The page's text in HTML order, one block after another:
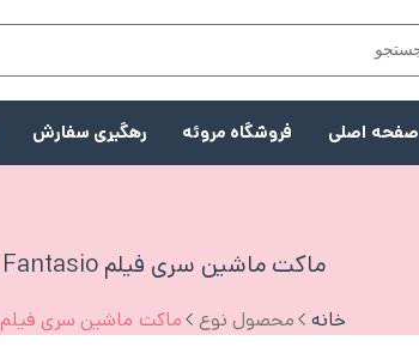
صفحه اصلی فروشگاه مروئه رهگیری سفارش
ماکت ماشین سری فیلم Les Voitures De Spirou Et Fantasio
خانه محصول نوع ماکت ماشین سری فیلم Les Voitures De Spirou Et Fantasio